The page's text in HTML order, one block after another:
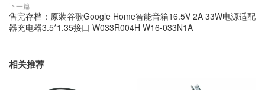
下一篇
售完存档：原装谷歌Google Home智能音箱16.5V 2A 33W电源适配
器充电器3.5*1.35接口 W033R004H W16-033N1A
相关推荐